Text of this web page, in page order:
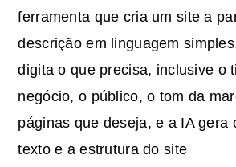
ferramenta que cria um site a
descrição em linguagem
digita o que precisa, inclusive o
negócio, o público, o tom da
páginas que deseja, e a IA gera
texto e a estrutura do site